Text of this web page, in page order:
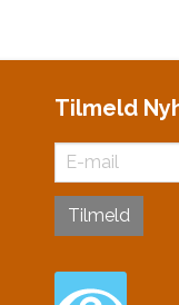
Tilmeld
Tilmeld